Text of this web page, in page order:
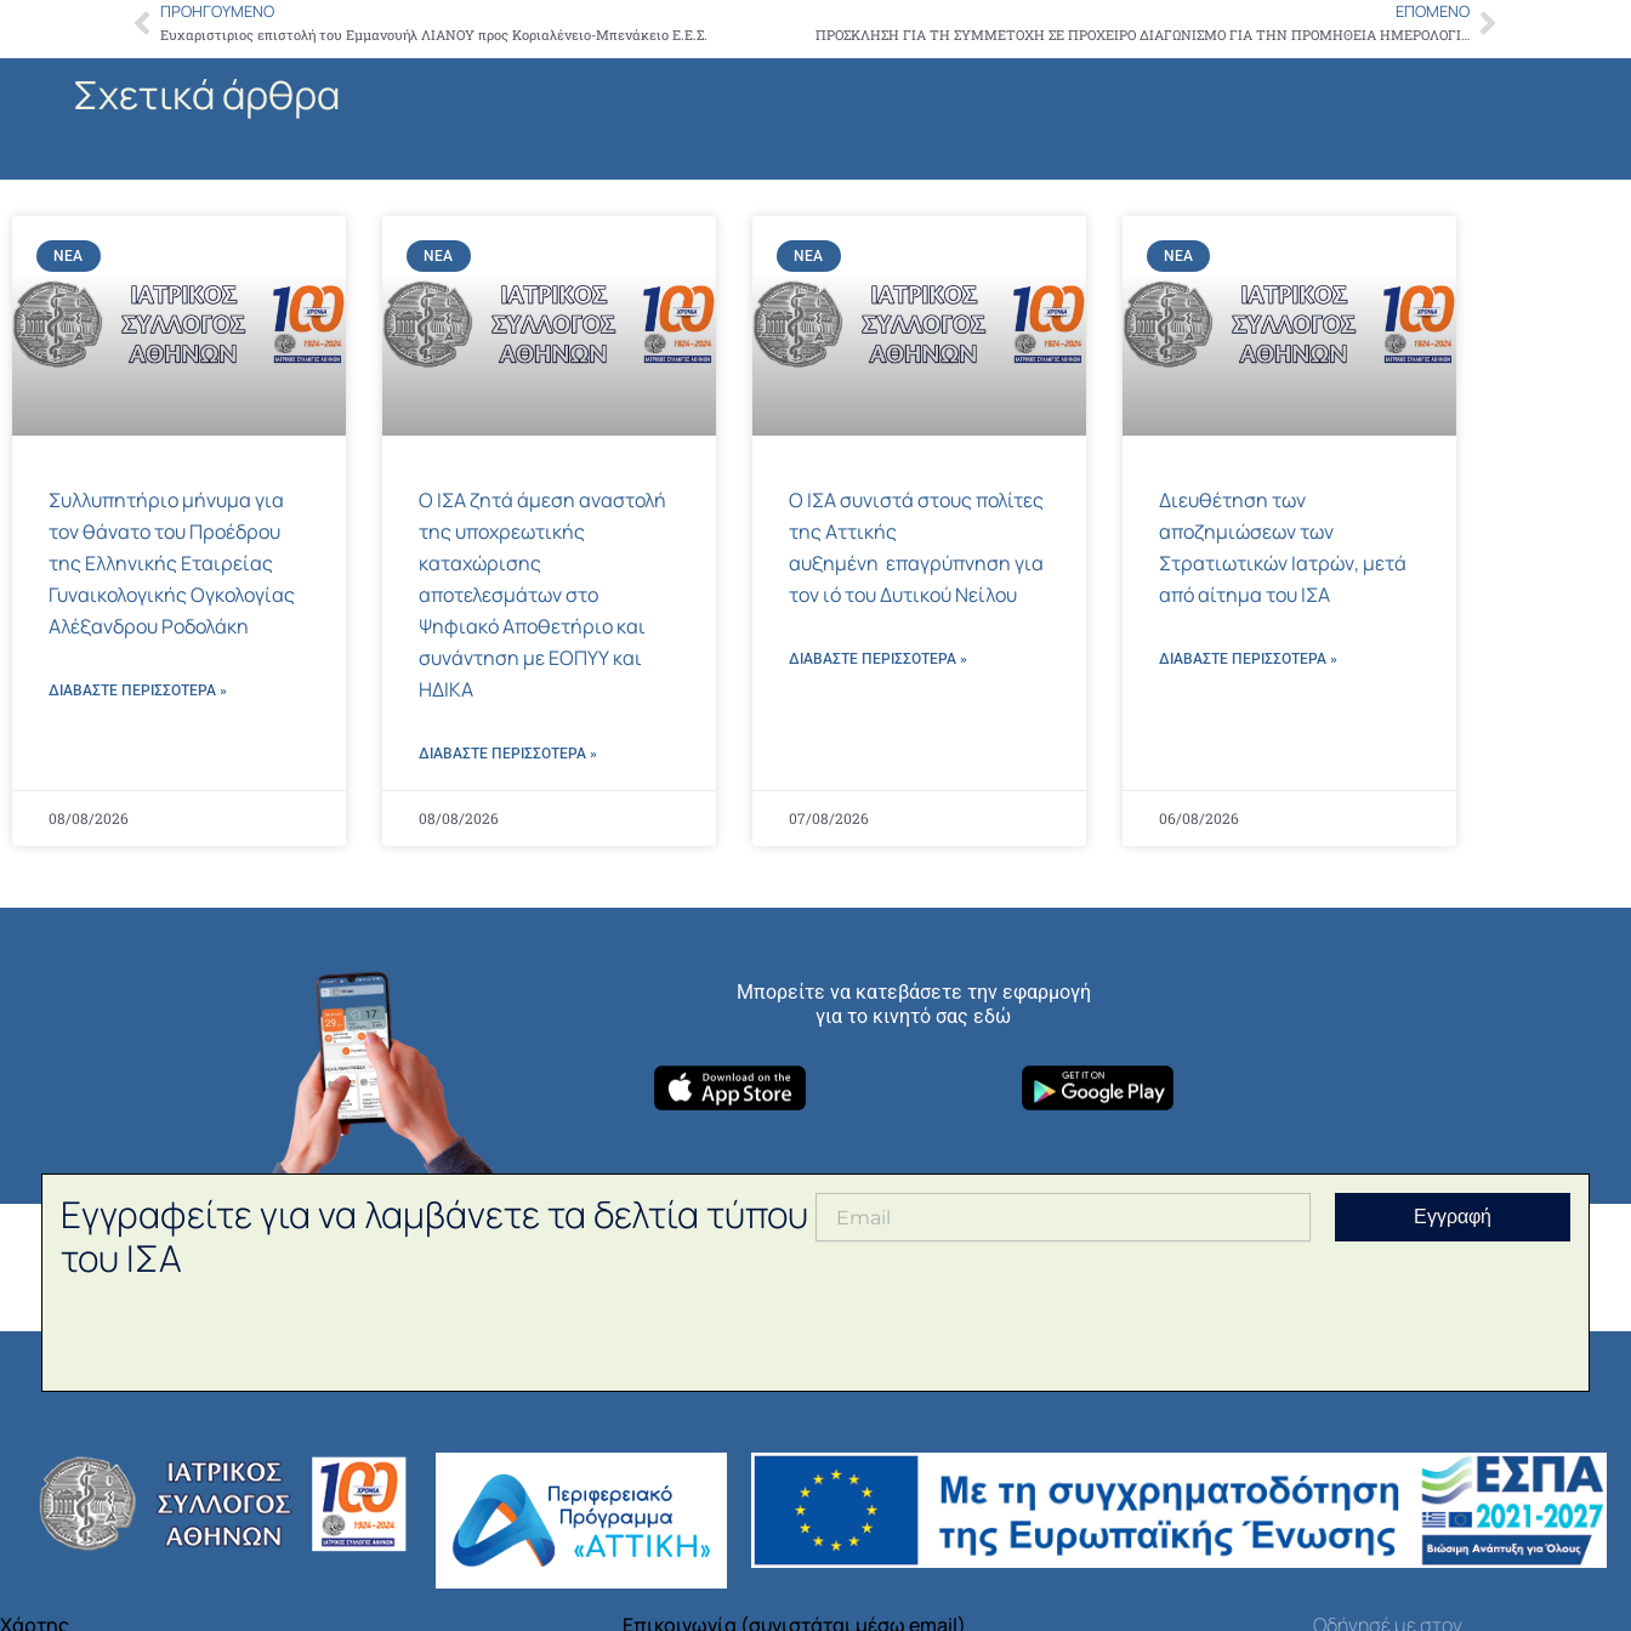
Prev
ΠΡΟΗΓΟΎΜΕΝΟ
Ευχαριστιριος επιστολή του Εμμανουήλ ΛΙΑΝΟΥ προς Κοριαλένειο-Μπενάκειο Ε.Ε.Σ.
ΕΠΌΜΕΝΟ
ΠΡΟΣΚΛΗΣΗ ΓΙΑ ΤΗ ΣΥΜΜΕΤΟΧΗ ΣΕ ΠΡΟΧΕΙΡΟ ΔΙΑΓΩΝΙΣΜΟ ΓΙΑ ΤΗΝ ΠΡΟΜΗΘΕΙΑ ΗΜΕΡΟΛΟΓΙΩΝ ΤΟΥ 2022 ΓΙΑ ΤΑ ΜΕΛΗ ΤΟΥ Ι.Σ.Α.Next
Σχετικά άρθρα
ΝΈΑ
Συλλυπητήριο μήνυμα για
τον θάνατο του Προέδρου
της Ελληνικής Εταιρείας
Γυναικολογικής Ογκολογίας
Αλέξανδρου Ροδολάκη
ΔΙΑΒΑΣΤΕ ΠΕΡΙΣΣΌΤΕΡΑ »
08/08/2026
ΝΈΑ
Ο ΙΣΑ ζητά άμεση αναστολή
της υποχρεωτικής
καταχώρισης
αποτελεσμάτων στο
Ψηφιακό Αποθετήριο και
συνάντηση με ΕΟΠΥΥ και
ΗΔΙΚΑ
ΔΙΑΒΑΣΤΕ ΠΕΡΙΣΣΌΤΕΡΑ »
08/08/2026
ΝΈΑ
Ο ΙΣΑ συνιστά στους πολίτες
της Αττικής
αυξημένη επαγρύπνηση για
τον ιό του Δυτικού Νείλου
ΔΙΑΒΑΣΤΕ ΠΕΡΙΣΣΌΤΕΡΑ »
07/08/2026
ΝΈΑ
Διευθέτηση των
αποζημιώσεων των
Στρατιωτικών Ιατρών, μετά
από αίτημα του ΙΣΑ
ΔΙΑΒΑΣΤΕ ΠΕΡΙΣΣΌΤΕΡΑ »
06/08/2026
Μπορείτε να κατεβάσετε την εφαρμογή
για το κινητό σας εδώ
Εγγραφείτε για να λαμβάνετε τα δελτία τύπου
του ΙΣΑ
Εγγραφή
Χάρτης Επικοινωνία (συνιστάται μέσω email) Οδήγησέ με στον